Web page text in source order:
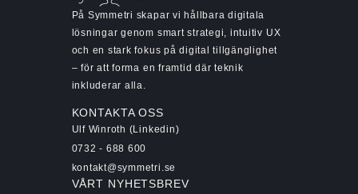
På Symmetri skapar vi hållbara digitala
lösningar genom smart strategi, intuitiv UX
och en stark fokus på digital tillgänglighet
– för att forma en framtid där teknik
inkluderar alla.
KONTAKTA OSS
Ulf Winroth (Linkedin)
0732 - 688 600
kontakt@symmetri.se
VÅRT NYHETSBREV